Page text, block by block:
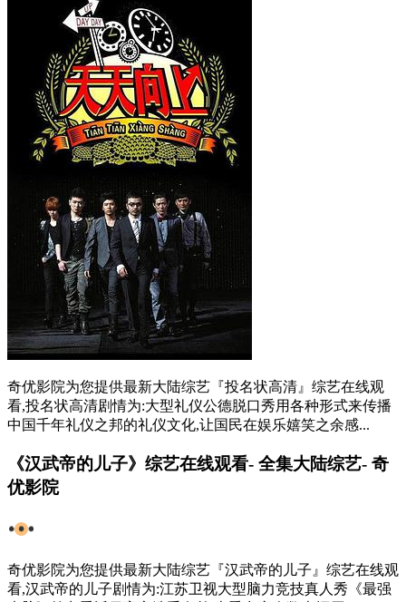
奇优影院为您提供最新大陆综艺『投名状高清』综艺在线观
看,投名状高清剧情为:大型礼仪公德脱口秀用各种形式来传播
中国千年礼仪之邦的礼仪文化,让国民在娱乐嬉笑之余感...
《汉武帝的儿子》综艺在线观看- 全集大陆综艺- 奇
优影院
奇优影院为您提供最新大陆综艺『汉武帝的儿子』综艺在线观
看,汉武帝的儿子剧情为:江苏卫视大型脑力竞技真人秀《最强